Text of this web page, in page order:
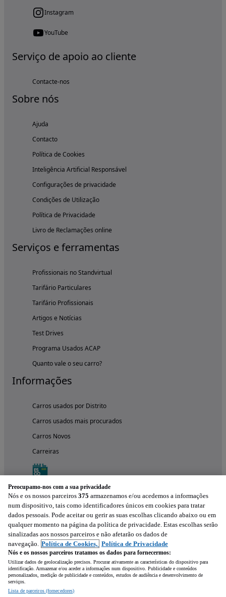
Instagram
YouTube
Serviço de apoio ao cliente
Contacte-nos
Sobre nós
Ajuda
Contacto
Política de Cookies
Inteligência Artificial Responsável
Configurações de privacidade
Condições de Utilização
Política de Privacidade
Livro de Reclamações online
Serviços e ferramentas
Profissionais no Standvirtual
Tarifário Particulares
Tarifário Profissionais
Artigos e Notícias
Test Drives
Programa Usados ACAP
Quanto vale o seu carro?
Informações
Carros usados por Distrito
Carros usados mais procurados
Carros Novos
Carreiras
Experimenta a aplicação
Preocupamo-nos com a sua privacidade
Nós e os nossos parceiros 375 armazenamos e/ou acedemos a informações
num dispositivo, tais como identificadores únicos em cookies para tratar
dados pessoais. Pode aceitar ou gerir as suas escolhas clicando abaixo ou em
qualquer momento na página da política de privacidade. Estas escolhas serão
sinalizadas aos nossos parceiros e não afetarão os dados de
navegação. Política de Cookies, Política de Privacidade
Nós e os nossos parceiros tratamos os dados para fornecermos:
Utilizar dados de geolocalização precisos. Procurar ativamente as características do dispositivo para
identificação. Armazenar e/ou aceder a informações num dispositivo. Publicidade e conteúdos
personalizados, medição de publicidade e conteúdos, estudos de audiência e desenvolvimento de
serviços.
Lista de parceiros (fornecedores)